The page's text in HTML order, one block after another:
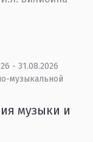
- 31.08.2026
музыкальной
музыки и